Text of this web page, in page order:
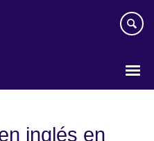
inglés en